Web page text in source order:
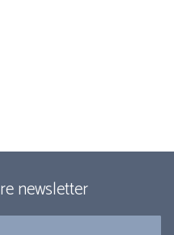
newsletter